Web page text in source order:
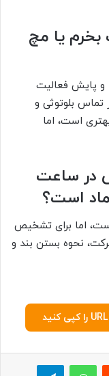
یا مچ
و پایش فعالیت
تماس بلوتوثی و
است، اما
در ساعت
است؟
اما برای تشخیص
نحوه بستن بند و
URL را کپی کنید
‫رددیت واتس آپ تلگرام